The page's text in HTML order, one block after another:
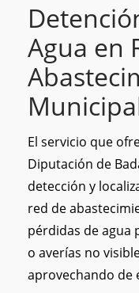
Agua en
El servicio que
Diputación de
detección y
red de
pérdidas de
o averías no
aprovechando de